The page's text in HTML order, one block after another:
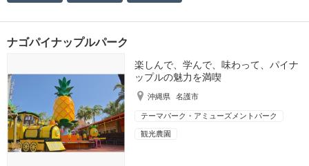
ナゴパイナップルパーク
楽しんで、学んで、味わって、パイナ
ップルの魅力を満喫
沖縄県 名護市
テーマパーク・アミューズメントパーク
観光農園